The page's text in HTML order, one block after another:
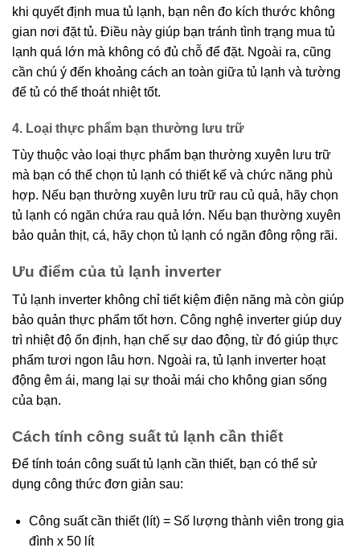
khi quyết định mua tủ lạnh, bạn nên đo kích thước không
gian nơi đặt tủ. Điều này giúp bạn tránh tình trạng mua tủ
lạnh quá lớn mà không có đủ chỗ để đặt. Ngoài ra, cũng
cần chú ý đến khoảng cách an toàn giữa tủ lạnh và tường
để tủ có thể thoát nhiệt tốt.
4. Loại thực phẩm bạn thường lưu trữ
Tùy thuộc vào loại thực phẩm bạn thường xuyên lưu trữ
mà bạn có thể chọn tủ lạnh có thiết kế và chức năng phù
hợp. Nếu bạn thường xuyên lưu trữ rau củ quả, hãy chọn
tủ lạnh có ngăn chứa rau quả lớn. Nếu bạn thường xuyên
bảo quản thịt, cá, hãy chọn tủ lạnh có ngăn đông rộng rãi.
Ưu điểm của tủ lạnh inverter
Tủ lạnh inverter không chỉ tiết kiệm điện năng mà còn giúp
bảo quản thực phẩm tốt hơn. Công nghệ inverter giúp duy
trì nhiệt độ ổn định, hạn chế sự dao động, từ đó giúp thực
phẩm tươi ngon lâu hơn. Ngoài ra, tủ lạnh inverter hoạt
động êm ái, mang lại sự thoải mái cho không gian sống
của bạn.
Cách tính công suất tủ lạnh cần thiết
Để tính toán công suất tủ lạnh cần thiết, bạn có thể sử
dụng công thức đơn giản sau:
Công suất cần thiết (lít) = Số lượng thành viên trong gia
đình x 50 lít